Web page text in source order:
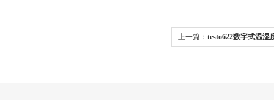
上一篇： testo622数字式温湿